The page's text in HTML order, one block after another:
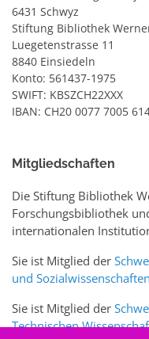
6431 Schwyz
Stiftung Bibliothek
Luegetenstrasse 11
8840 Einsiedeln
Konto: 561437-1975
SWIFT: KBSZCH22XXX
IBAN: CH20 0077 7005
Mitgliedschaften
Die Stiftung Bibliothek
Forschungsbibliothek
internationalen
Sie ist Mitglied der
und Sozialwissenschaften
Sie ist Mitglied der
Technischen